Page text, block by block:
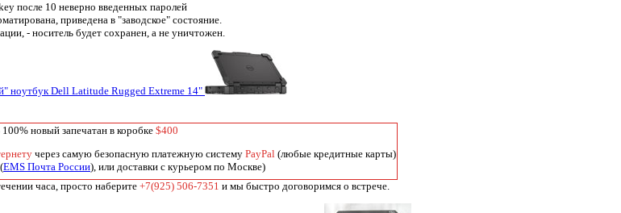
после 10 неверно введенных паролей
приведена в "заводское" состояние.
- носитель будет сохранен, а не уничтожен.
ноутбук Dell Latitude Rugged Extreme 14"
новый запечатан в коробке$400
через самую безопасную платежную систему PayPal (любые кредитные карты)
EMS Почта России), или доставки с курьером по Москве)
часа, просто наберите +7(925) 506-7351 и мы быстро договоримся о встрече.